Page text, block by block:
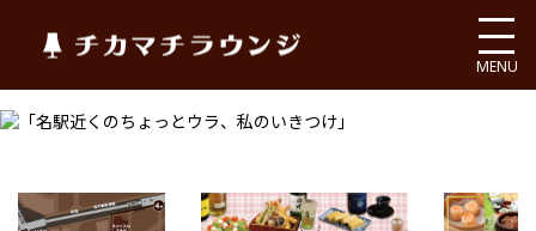
チカマチラウンジ
MENU